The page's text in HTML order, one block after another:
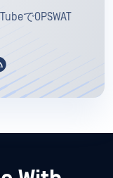
でOPSWAT